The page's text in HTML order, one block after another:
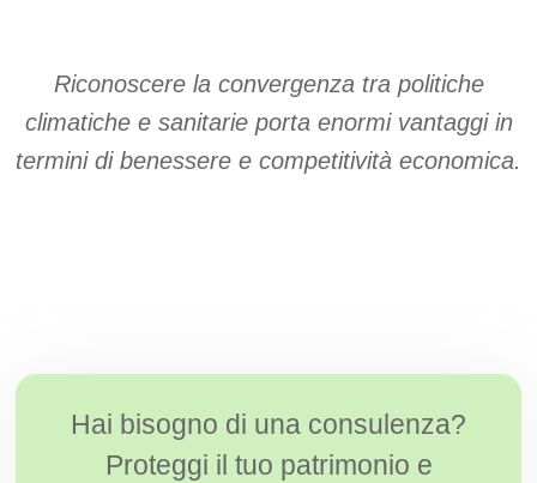
Riconoscere la convergenza tra politiche
climatiche e sanitarie porta enormi vantaggi in
termini di benessere e competitività economica.
Hai bisogno di una consulenza?
Proteggi il tuo patrimonio e